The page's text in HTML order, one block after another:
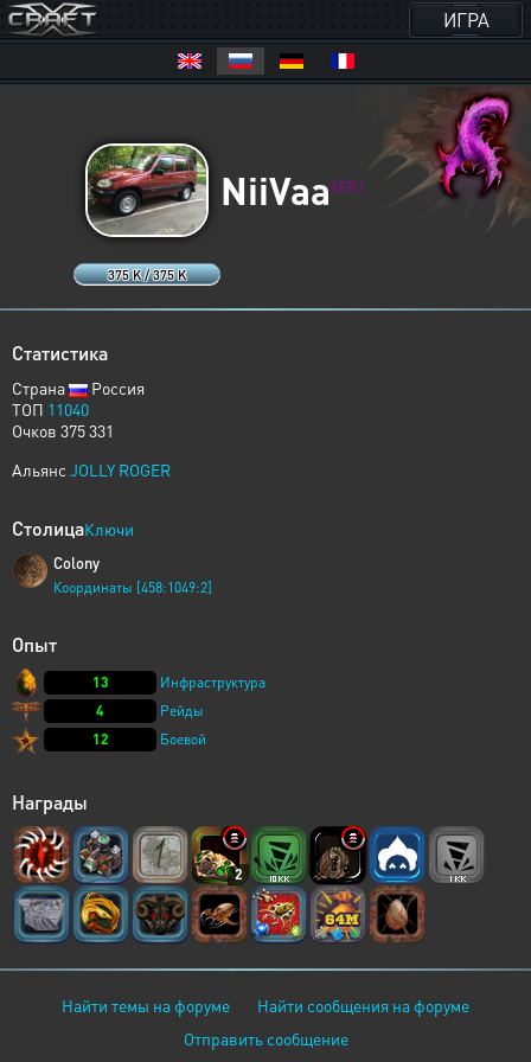
ИГРА
375 K / 375 K
NiiVaaXERJ
Статистика
Страна
Россия
ТОП 11040
Очков 375 331
Альянс JOLLY ROGER
СтолицаКлючи
Colony
Координаты [458:1049:2]
Опыт
13
Инфраструктура
4
Рейды
12
Боевой
Награды
2
Найти темы на форуме
Найти сообщения на форуме
Отправить сообщение